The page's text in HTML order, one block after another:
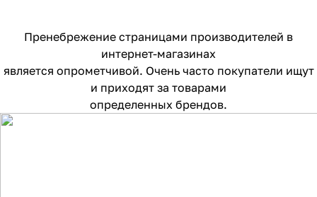
Пренебрежение страницами производителей в
интернет-магазинах
является опрометчивой. Очень часто покупатели ищут
и приходят за товарами
определенных брендов.